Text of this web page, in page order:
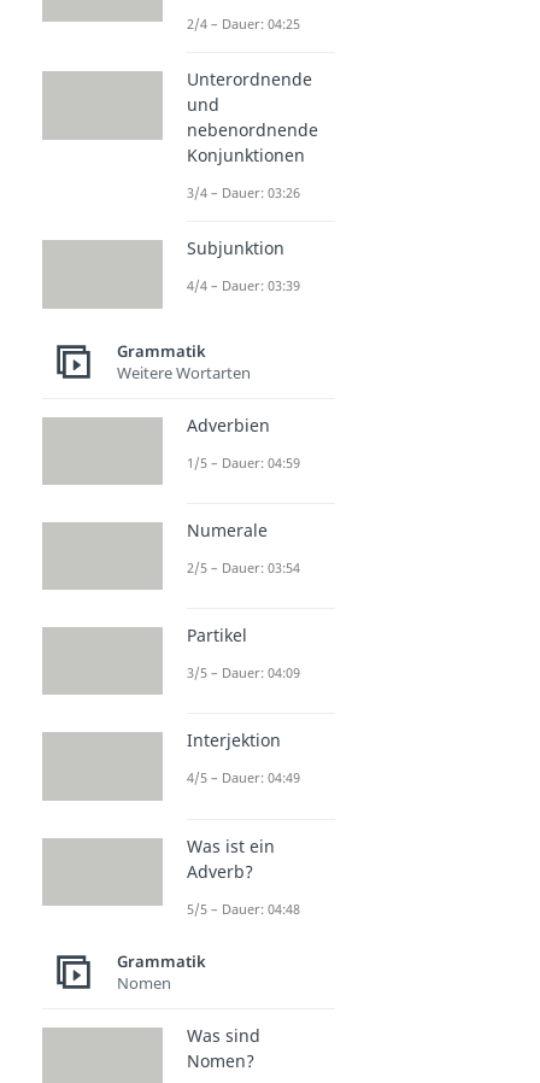
2/4 – Dauer: 04:25
Unterordnende
und
nebenordnende
Konjunktionen
3/4 – Dauer: 03:26
Subjunktion
4/4 – Dauer: 03:39
Grammatik
Weitere Wortarten
Adverbien
1/5 – Dauer: 04:59
Numerale
2/5 – Dauer: 03:54
Partikel
3/5 – Dauer: 04:09
Interjektion
4/5 – Dauer: 04:49
Was ist ein
Adverb?
5/5 – Dauer: 04:48
Grammatik
Nomen
Was sind
Nomen?